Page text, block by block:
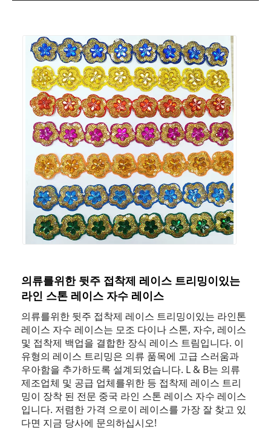
의류를위한 뒷주 접착제 레이스 트리밍이있는
라인 스톤 레이스 자수 레이스
의류를위한 뒷주 접착제 레이스 트리밍이있는 라인톤
레이스 자수 레이스는 모조 다이나 스톤, 자수, 레이스
및 접착제 백업을 결합한 장식 레이스 트림입니다. 이
유형의 레이스 트리밍은 의류 품목에 고급 스러움과
우아함을 추가하도록 설계되었습니다. L & B는 의류
제조업체 및 공급 업체를위한 등 접착제 레이스 트리
밍이 장착 된 전문 중국 라인 스톤 레이스 자수 레이스
입니다. 저렴한 가격 으로이 레이스를 가장 잘 찾고 있
다면 지금 당사에 문의하십시오!